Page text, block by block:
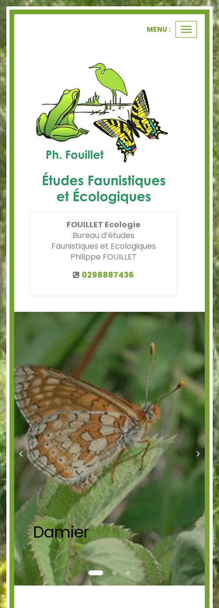
Ouvrir
le
MENU :
FOUILLET Ecologie
Bureau d’études
Faunistiques et Ecologiques
Philippe FOUILLET
0298887436
Damier
Précédent
Panneau de gestion des cookies